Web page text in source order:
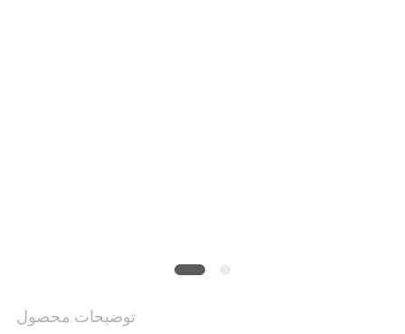
توضیحات محصول